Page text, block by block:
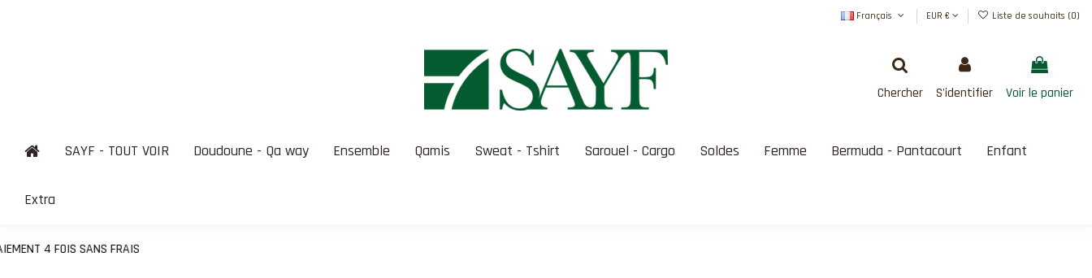
Français EUR € Liste de souhaits (0)
Chercher S'identifier Voir le panier
SAYF - TOUT VOIR Doudoune - Qa way Ensemble Qamis Sweat - Tshirt Sarouel - Cargo Soldes Femme Bermuda - Pantacourt Enfant
Extra